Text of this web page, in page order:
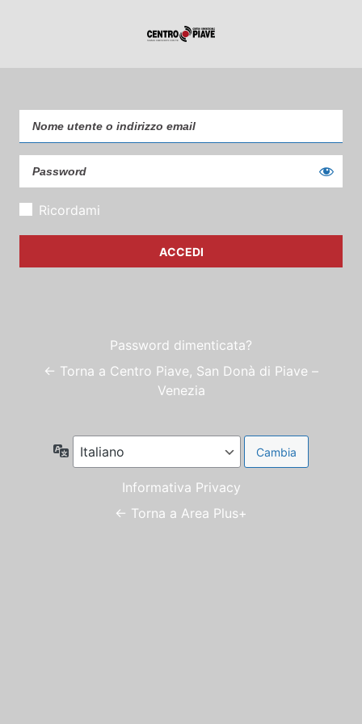
Ricordami
Password dimenticata?
← Torna a Centro Piave, San Donà di Piave –
Venezia
Lingua
Informativa Privacy
← Torna a Area Plus+